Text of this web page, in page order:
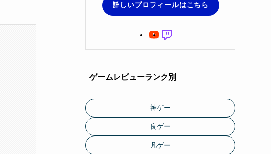
詳しいプロフィールはこちら
ゲームレビューランク別
神ゲー
良ゲー
凡ゲー